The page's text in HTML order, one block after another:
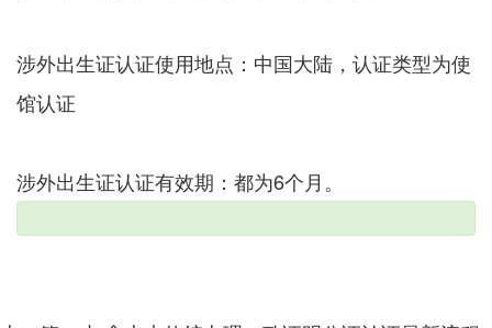
涉外出生证认证使用地点：中国大陆，认证类型为使
馆认证
涉外出生证认证有效期：都为6个月。